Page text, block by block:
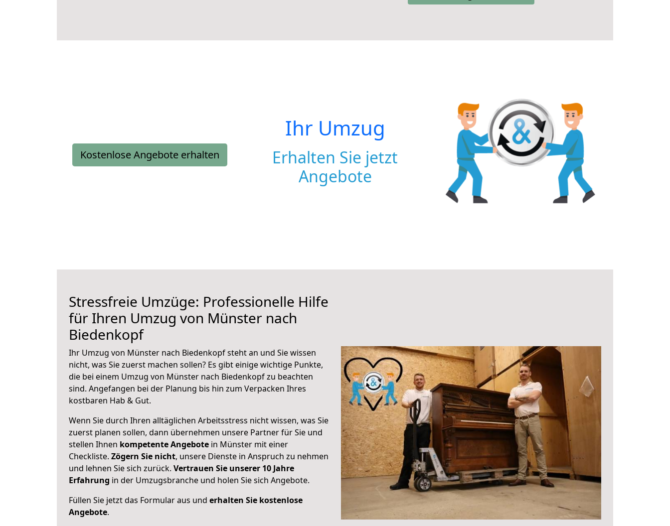
Kostenlose Angebote erhalten
Ihr Umzug
Erhalten Sie jetzt
Angebote
Stressfreie Umzüge: Professionelle Hilfe
für Ihren Umzug von Münster nach
Biedenkopf
Ihr Umzug von Münster nach Biedenkopf steht an und Sie wissen
nicht, was Sie zuerst machen sollen? Es gibt einige wichtige Punkte,
die bei einem Umzug von Münster nach Biedenkopf zu beachten
sind. Angefangen bei der Planung bis hin zum Verpacken Ihres
kostbaren Hab & Gut.
Wenn Sie durch Ihren alltäglichen Arbeitsstress nicht wissen, was Sie
zuerst planen sollen, dann übernehmen unsere Partner für Sie und
stellen Ihnen kompetente Angebote in Münster mit einer
Checkliste. Zögern Sie nicht, unsere Dienste in Anspruch zu nehmen
und lehnen Sie sich zurück. Vertrauen Sie unserer 10 Jahre
Erfahrung in der Umzugsbranche und holen Sie sich Angebote.
Füllen Sie jetzt das Formular aus und erhalten Sie kostenlose
Angebote.